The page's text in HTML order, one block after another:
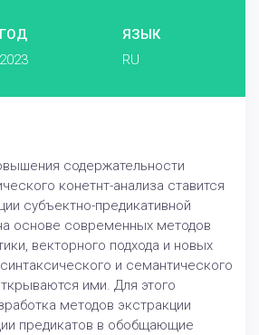
ГОД
2023
ЯЗЫК
RU
содержательности
конетнт-анализа ставится
субъектно-предикативной
основе современных методов
векторного подхода и новых
и семантического
ими. Для этого
методов экстракции
предикатов в обобщающие